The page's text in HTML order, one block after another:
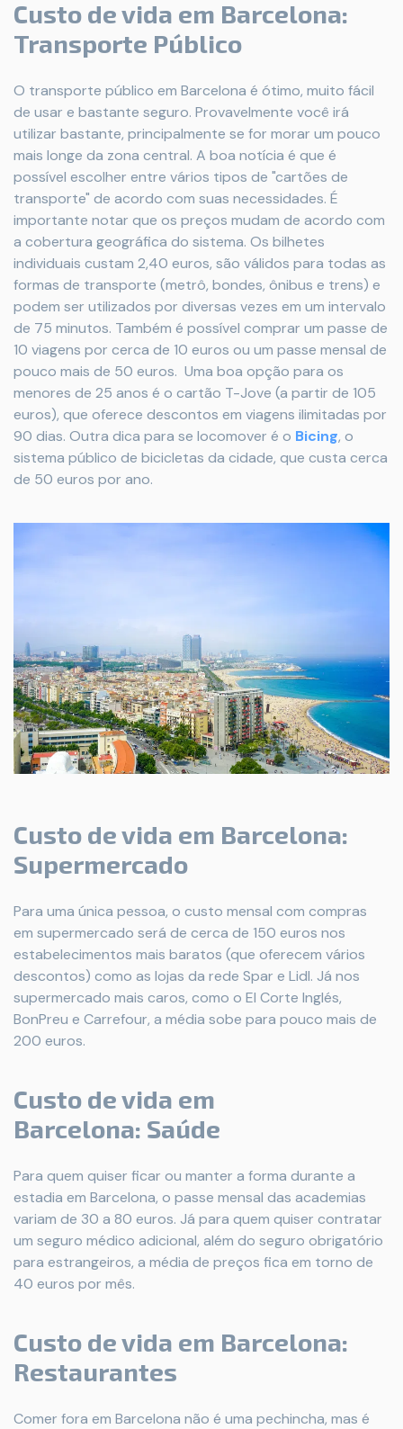
Custo de vida em Barcelona:
Transporte Público
O transporte público em Barcelona é ótimo, muito fácil
de usar e bastante seguro. Provavelmente você irá
utilizar bastante, principalmente se for morar um pouco
mais longe da zona central. A boa notícia é que é
possível escolher entre vários tipos de "cartões de
transporte" de acordo com suas necessidades. É
importante notar que os preços mudam de acordo com
a cobertura geográfica do sistema. Os bilhetes
individuais custam 2,40 euros, são válidos para todas as
formas de transporte (metrô, bondes, ônibus e trens) e
podem ser utilizados por diversas vezes em um intervalo
de 75 minutos. Também é possível comprar um passe de
10 viagens por cerca de 10 euros ou um passe mensal de
pouco mais de 50 euros. Uma boa opção para os
menores de 25 anos é o cartão T-Jove (a partir de 105
euros), que oferece descontos em viagens ilimitadas por
90 dias. Outra dica para se locomover é o Bicing, o
sistema público de bicicletas da cidade, que custa cerca
de 50 euros por ano.
Custo de vida em Barcelona:
Supermercado
Para uma única pessoa, o custo mensal com compras
em supermercado será de cerca de 150 euros nos
estabelecimentos mais baratos (que oferecem vários
descontos) como as lojas da rede Spar e Lidl. Já nos
supermercado mais caros, como o El Corte Inglés,
BonPreu e Carrefour, a média sobe para pouco mais de
200 euros.
Custo de vida em
Barcelona: Saúde
Para quem quiser ficar ou manter a forma durante a
estadia em Barcelona, o passe mensal das academias
variam de 30 a 80 euros. Já para quem quiser contratar
um seguro médico adicional, além do seguro obrigatório
para estrangeiros, a média de preços fica em torno de
40 euros por mês.
Custo de vida em Barcelona:
Restaurantes
Comer fora em Barcelona não é uma pechincha, mas é